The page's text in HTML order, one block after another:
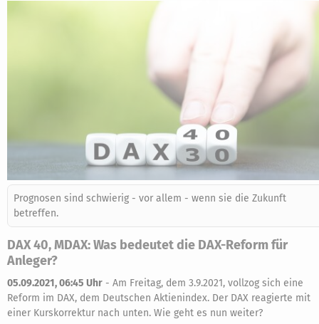
Prognosen sind schwierig - vor allem - wenn sie die Zukunft
betreffen.
DAX 40, MDAX: Was bedeutet die DAX-Reform für
Anleger?
05.09.2021, 06:45 Uhr - Am Freitag, dem 3.9.2021, vollzog sich eine
Reform im DAX, dem Deutschen Aktienindex. Der DAX reagierte mit
einer Kurskorrektur nach unten. Wie geht es nun weiter?